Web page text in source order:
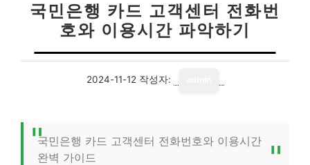
국민은행 카드 고객센터 전화번
호와 이용시간 파악하기
2024-11-12 작성자:
국민은행 카드 고객센터 전화번호와 이용시간
완벽 가이드